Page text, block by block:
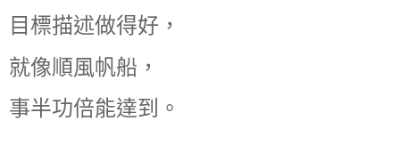
目標描述做得好，
就像順風帆船，
事半功倍能達到。